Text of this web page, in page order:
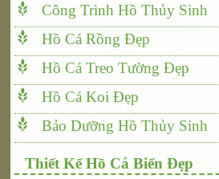
Công Trình Hồ Thủy Sinh
Hồ Cá Rồng Đẹp
Hồ Cá Treo Tường Đẹp
Hồ Cá Koi Đẹp
Bảo Dưỡng Hồ Thủy Sinh
Thiết Kế Hồ Cá Biển Đẹp